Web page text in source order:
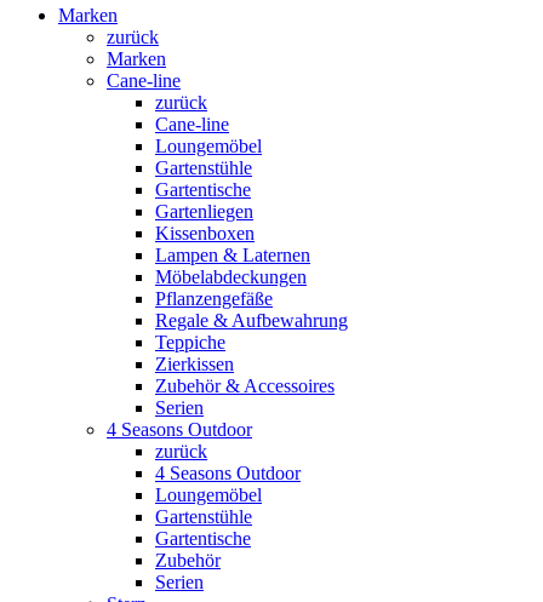
Marken
zurück
Marken
Cane-line
zurück
Cane-line
Loungemöbel
Gartenstühle
Gartentische
Gartenliegen
Kissenboxen
Lampen & Laternen
Möbelabdeckungen
Pflanzengefäße
Regale & Aufbewahrung
Teppiche
Zierkissen
Zubehör & Accessoires
Serien
4 Seasons Outdoor
zurück
4 Seasons Outdoor
Loungemöbel
Gartenstühle
Gartentische
Zubehör
Serien